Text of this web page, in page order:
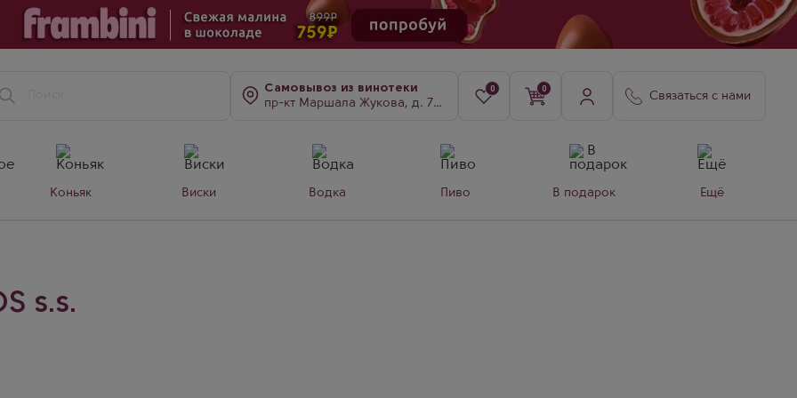
Самовывоз из винотеки
пр-кт Маршала Жукова, д. 78, к. 3
0 0
Связаться с нами
Коньяк Виски Водка Пиво В подарок Ещё
s.s.